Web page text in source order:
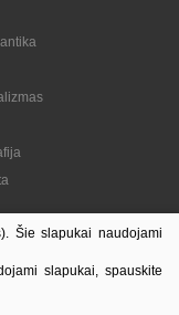
Šie slapukai naudojami
slapukai, spauskite